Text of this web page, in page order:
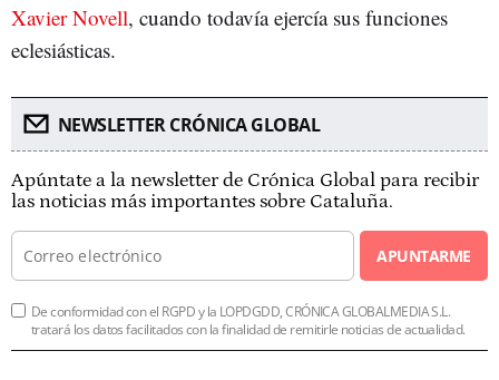
Xavier Novell, cuando todavía ejercía sus funciones
eclesiásticas.
NEWSLETTER CRÓNICA GLOBAL
Apúntate a la newsletter de Crónica Global para recibir
las noticias más importantes sobre Cataluña.
APUNTARME
De conformidad con el RGPD y la LOPDGDD, CRÓNICA GLOBALMEDIA S.L.
tratará los datos facilitados con la finalidad de remitirle noticias de actualidad.